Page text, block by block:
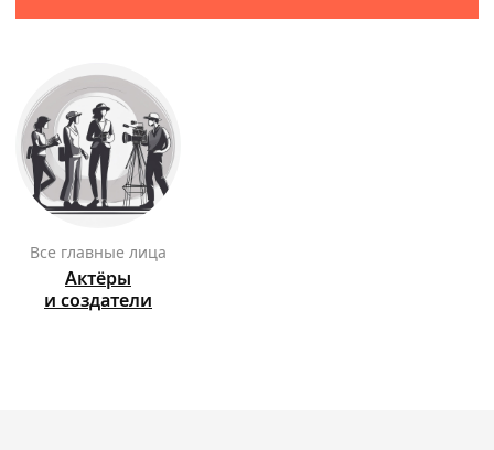
Все главные лица
Актёры
и создатели